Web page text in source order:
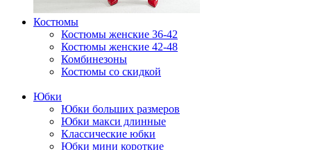
Костюмы
Костюмы женские 36-42
Костюмы женские 42-48
Комбинезоны
Костюмы со скидкой
Юбки
Юбки больших размеров
Юбки макси длинные
Классические юбки
Юбки мини короткие